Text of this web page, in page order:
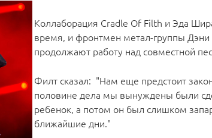
Коллаборация Cradle Of Filth и Эда
время, и фронтмен метал-группы
продолжают работу над совместной
Филт сказал: "Нам еще предстоит
половине дела мы вынуждены были
ребенок, а потом он был слишком
ближайшие дни."